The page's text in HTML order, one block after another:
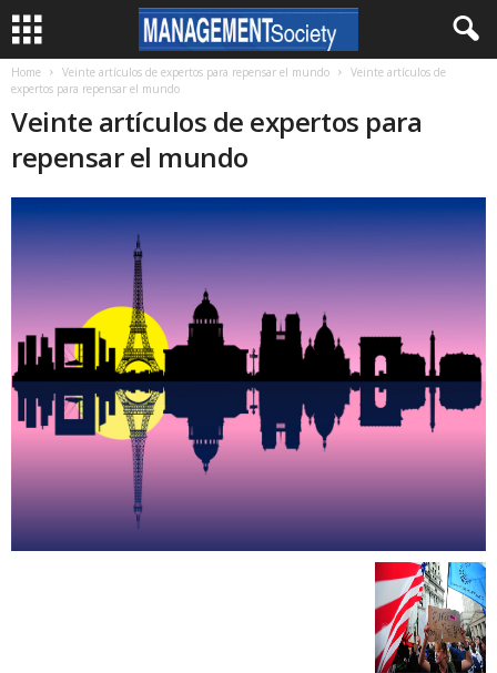
Home Veinte artículos de expertos para repensar el mundo
Veinte artículos de
expertos para repensar el mundo
Veinte artículos de expertos para
repensar el mundo